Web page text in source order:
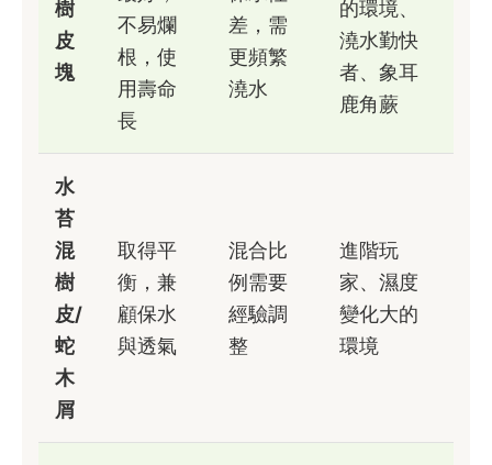
樹
皮
塊
不易爛
根，使
用壽命
長
差，需
更頻繁
澆水
的環境、
澆水勤快
者、象耳
鹿角蕨
水
苔
混
樹
皮/
蛇
木
屑
取得平
衡，兼
顧保水
與透氣
混合比
例需要
經驗調
整
進階玩
家、濕度
變化大的
環境